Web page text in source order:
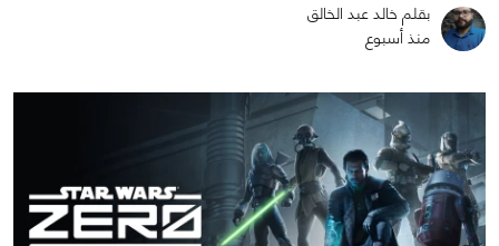
بقلم خالد عبد الخالق
منذ أسبوع